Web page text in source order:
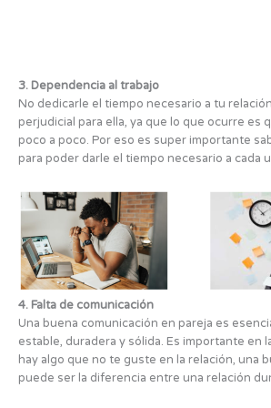
3. Dependencia al trabajo
No dedicarle el tiempo necesario a tu
perjudicial para ella, ya que lo que ocurre es
poco a poco. Por eso es super importante
para poder darle el tiempo necesario a cada
4. Falta de comunicación
Una buena comunicación en pareja es
estable, duradera y sólida. Es importante en
hay algo que no te guste en la relación, una
puede ser la diferencia entre una relación